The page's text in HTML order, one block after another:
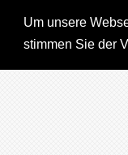
Um unsere
stimmen Sie der